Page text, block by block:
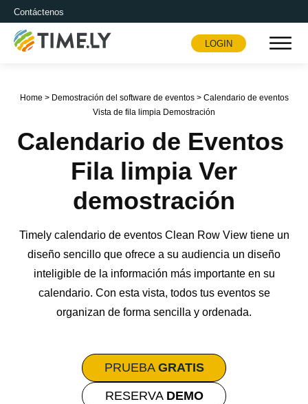
Contáctenos
Timely
LOGIN
Home > Demostración del software de eventos> Calendario de eventos
Vista de fila limpia Demostración
Calendario de Eventos
Fila limpia Ver
demostración
Timely calendario de eventos Clean Row View tiene un
diseño sencillo que ofrece a su audiencia un diseño
inteligible de la información más importante en su
calendario. Con esta vista, todos tus eventos se
organizan de forma sencilla y ordenada.
PRUEBA GRATIS
RESERVA DEMO